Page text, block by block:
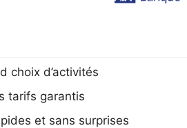
choix d’activités
tarifs garantis
et sans surprises